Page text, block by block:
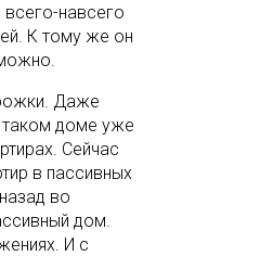
навсего
К тому же он
Даже
таком доме уже
Сейчас
в пассивных
во
дом.
И с